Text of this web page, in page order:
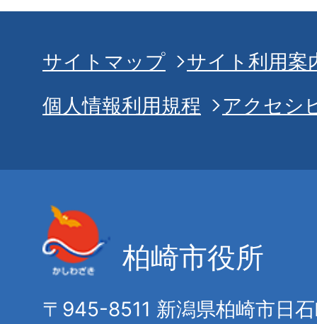
サイトマップ
サイト利用案
個人情報利用規程
アクセシ
柏崎市役所
〒945-8511 新潟県柏崎市日